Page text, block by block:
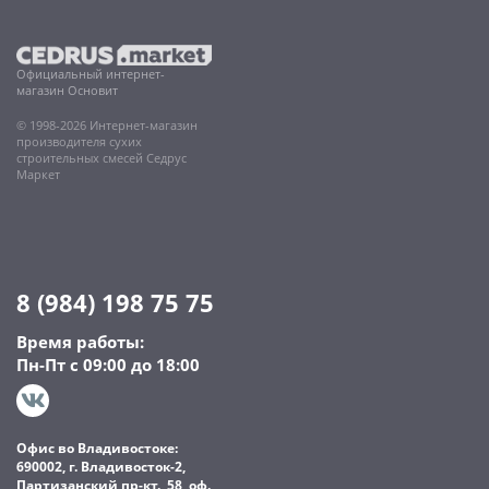
Официальный интернет-
магазин Основит
© 1998-2026 Интернет-магазин
производителя сухих
строительных смесей Седрус
Маркет
8 (984) 198 75 75
Время работы:
Пн-Пт с 09:00 до 18:00
Офис во Владивостоке:
690002, г. Владивосток-2,